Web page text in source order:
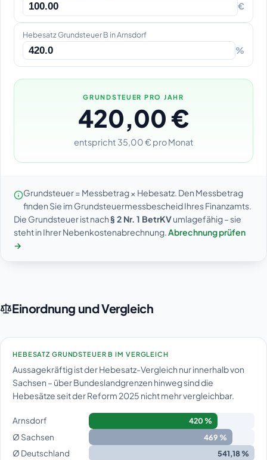
€
Hebesatz Grundsteuer B in Arnsdorf
%
GRUNDSTEUER PRO JAHR
420,00 €
entspricht 35,00 € pro Monat
Grundsteuer = Messbetrag × Hebesatz. Den Messbetrag
finden Sie im Grundsteuermessbescheid Ihres Finanzamts.
Die Grundsteuer ist nach§ 2 Nr. 1 BetrKVumlagefähig – sie
steht in Ihrer Nebenkostenabrechnung.Abrechnung prüfen
→
Einordnung und Vergleich
HEBESATZ GRUNDSTEUER B IM VERGLEICH
Aussagekräftig ist der Hebesatz-Vergleich nur innerhalb von
Sachsen – über Bundeslandgrenzen hinweg sind die
Hebesätze seit der Reform 2025 nicht mehr vergleichbar.
Arnsdorf 420 %
Ø Sachsen 469 %
Ø Deutschland 541,18 %